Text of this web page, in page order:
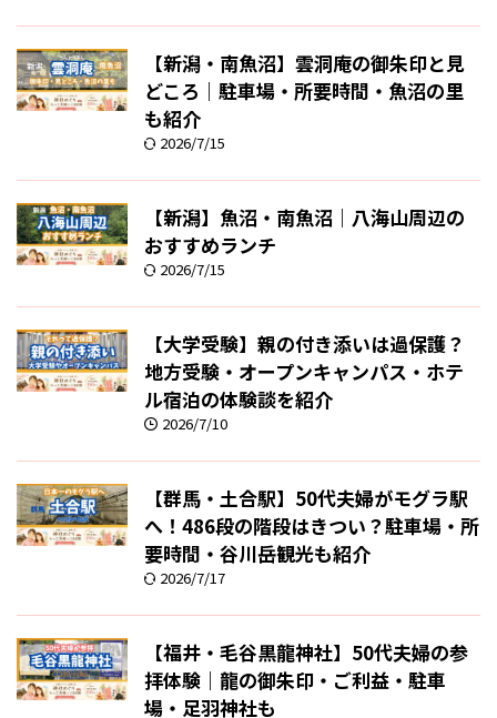
【新潟・南魚沼】雲洞庵の御朱印と見
どころ｜駐車場・所要時間・魚沼の里
も紹介
2026/7/15
【新潟】魚沼・南魚沼｜八海山周辺の
おすすめランチ
2026/7/15
【大学受験】親の付き添いは過保護？
地方受験・オープンキャンパス・ホテ
ル宿泊の体験談を紹介
2026/7/10
【群馬・土合駅】50代夫婦がモグラ駅
へ！486段の階段はきつい？駐車場・所
要時間・谷川岳観光も紹介
2026/7/17
【福井・毛谷黒龍神社】50代夫婦の参
拝体験｜龍の御朱印・ご利益・駐車
場・足羽神社も